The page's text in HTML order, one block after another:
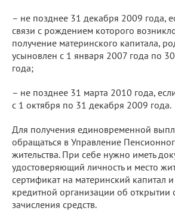
– не позднее 31 декабря 2009 года,
связи с рождением которого
получение материнского капитала,
усыновлен с 1 января 2007 года по
года;
– не позднее 31 марта 2010 года,
с 1 октября по 31 декабря 2009 года.
Для получения единовременной
обращаться в Управление
жительства. При себе нужно иметь
удостоверяющий личность и место
сертификат на материнский капитал
кредитной организации об открытии
зачисления средств.